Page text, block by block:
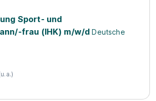
Sport- und
frau (IHK) m/w/d Deutsche